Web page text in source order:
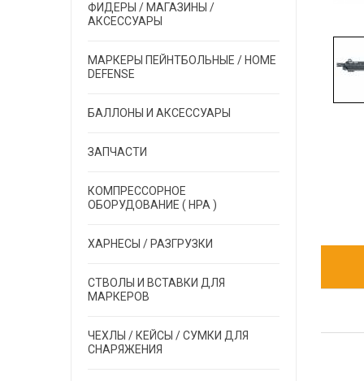
ФИДЕРЫ / МАГАЗИНЫ /
АКСЕССУАРЫ
МАРКЕРЫ ПЕЙНТБОЛЬНЫЕ / HOME
DEFENSE
БАЛЛОНЫ И АКСЕССУАРЫ
ЗАПЧАСТИ
КОМПРЕССОРНОЕ
ОБОРУДОВАНИЕ ( HPA )
ХАРНЕСЫ / РАЗГРУЗКИ
СТВОЛЫ И ВСТАВКИ ДЛЯ
МАРКЕРОВ
ЧЕХЛЫ / КЕЙСЫ / СУМКИ ДЛЯ
СНАРЯЖЕНИЯ